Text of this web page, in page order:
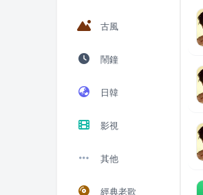
古風
鬧鐘
日韓
影視
其他
經典老歌